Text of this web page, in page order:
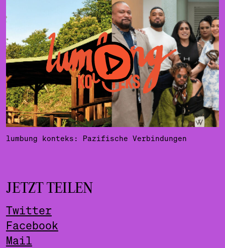
lumbung konteks: Pazifische Verbindungen
JETZT TEILEN
Twitter
Facebook
Mail